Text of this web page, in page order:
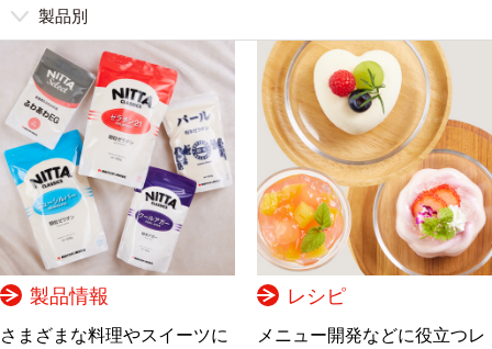
製品別
製品情報
さまざまな料理やスイーツに
レシピ
メニュー開発などに役立つレ